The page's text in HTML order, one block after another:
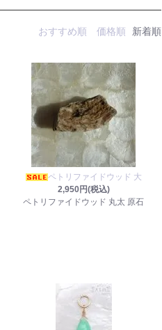
おすすめ順 価格順 新着順
ペトリファイドウッド 大
2,950円(税込)
ペトリファイドウッド 丸太 原石